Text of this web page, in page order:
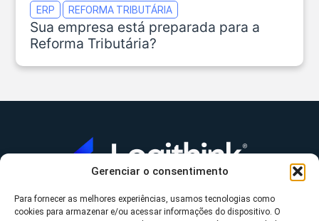
Gerenciar o consentimento
Para fornecer as melhores experiências, usamos tecnologias como
cookies para armazenar e/ou acessar informações do dispositivo. O
ERP
REFORMA TRIBUTÁRIA
Sua empresa está preparada para a
Reforma Tributária?
A Logithink